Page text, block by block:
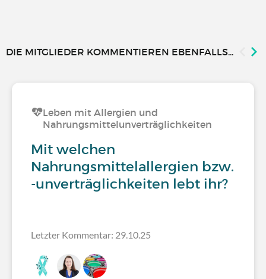
DIE MITGLIEDER KOMMENTIEREN EBENFALLS...
Leben mit Allergien und
Nahrungsmittelunverträglichkeiten
Mit welchen
Nahrungsmittelallergien bzw.
-unverträglichkeiten lebt ihr?
Letzter Kommentar: 29.10.25